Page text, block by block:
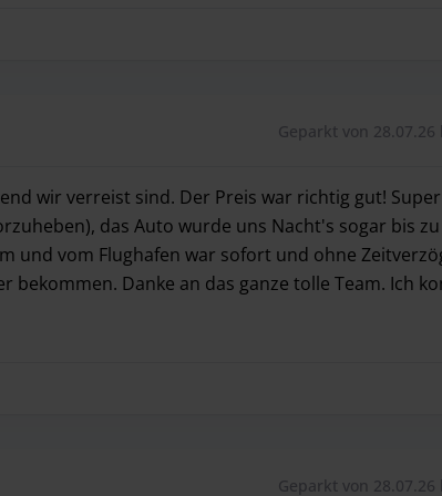
Geparkt von 28.07.26
wir verreist sind. Der Preis war richtig gut!
das Auto wurde uns Nacht's sogar bis
und vom Flughafen war sofort und ohne
bekommen. Danke an das ganze tolle Team. Ich
Geparkt von 28.07.26